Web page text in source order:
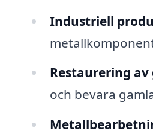
Industriell
Restaurering
och bevara